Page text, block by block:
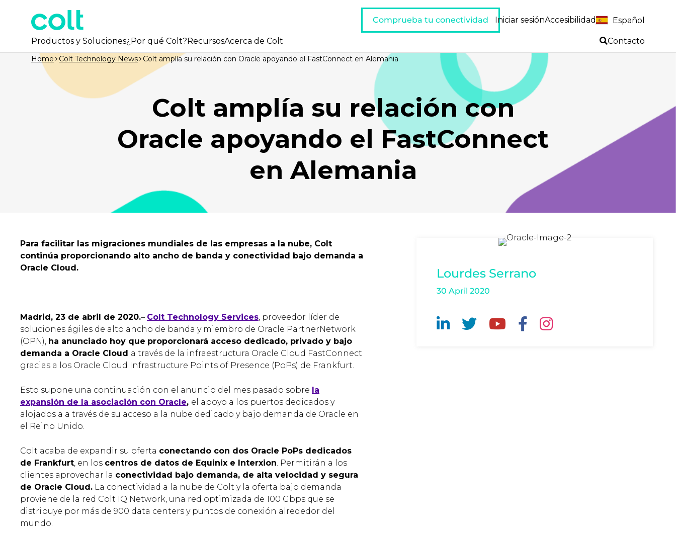
Productos y Soluciones¿Por qué Colt?RecursosAcerca de Colt
Comprueba tu conectividad Iniciar sesiónAccesibilidad Español
Contacto
Colt amplía su relación con
Oracle apoyando el FastConnect
en Alemania
Home Colt Technology News Colt amplía su relación con Oracle apoyando el FastConnect en Alemania
Para facilitar las migraciones mundiales de las empresas a la nube, Colt
continúa proporcionando alto ancho de banda y conectividad bajo demanda a
Oracle Cloud.
Madrid, 23 de abril de 2020.– Colt Technology Services, proveedor líder de
soluciones ágiles de alto ancho de banda y miembro de Oracle PartnerNetwork
(OPN), ha anunciado hoy que proporcionará acceso dedicado, privado y bajo
demanda a Oracle Cloud a través de la infraestructura Oracle Cloud FastConnect
gracias a los Oracle Cloud Infrastructure Points of Presence (PoPs) de Frankfurt.
Esto supone una continuación con el anuncio del mes pasado sobre la
expansión de la asociación con Oracle, el apoyo a los puertos dedicados y
alojados a a través de su acceso a la nube dedicado y bajo demanda de Oracle en
el Reino Unido.
Colt acaba de expandir su oferta conectando con dos Oracle PoPs dedicados
de Frankfurt, en los centros de datos de Equinix e Interxion. Permitirán a los
clientes aprovechar la conectividad bajo demanda, de alta velocidad y segura
de Oracle Cloud. La conectividad a la nube de Colt y la oferta bajo demanda
proviene de la red Colt IQ Network, una red optimizada de 100 Gbps que se
distribuye por más de 900 data centers y puntos de conexión alrededor del
mundo.
Lourdes Serrano
30 April 2020